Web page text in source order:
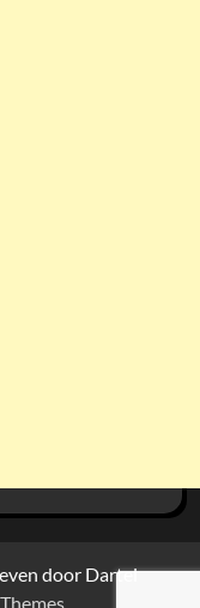
door Dartel